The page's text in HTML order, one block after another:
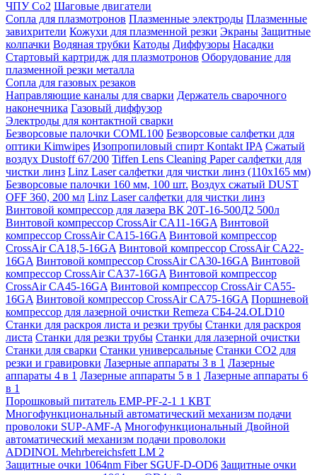
ЧПУ Co2 Шаговые двигатели
Сопла для плазмотронов Плазменные электроды Плазменные
завихрители Кожухи для плазменной резки Экраны Защитные
колпачки Водяная трубки Катоды Диффузоры Насадки
Стартовый картридж для плазмотронов Оборудование для
плазменной резки металла
Сопла для газовых резаков
Направляющие каналы для сварки Держатель сварочного
наконечника Газовый диффузор
Электроды для контактной сварки
Безворсовые палочки COML100 Безворсовые салфетки для
оптики Kimwipes Изопропиловый спирт Kontakt IPA Сжатый
воздух Dustoff 67/200 Tiffen Lens Cleaning Paper салфетки для
чистки линз Linz Laser салфетки для чистки линз (110х165 мм)
Безворсовые палочки 160 мм, 100 шт. Воздух сжатый DUST
OFF 360, 200 мл Linz Laser салфетки для чистки линз
Винтовой компрессор для лазера ВК 20Т-16-500Д2 500л
Винтовой компрессор CrossAir CA11-16GA Винтовой
компрессор CrossAir CA15-16GA Винтовой компрессор
CrossAir CA18,5-16GA Винтовой компрессор CrossAir CA22-
16GA Винтовой компрессор CrossAir CA30-16GA Винтовой
компрессор CrossAir CA37-16GA Винтовой компрессор
CrossAir CA45-16GA Винтовой компрессор CrossAir CA55-
16GA Винтовой компрессор CrossAir CA75-16GA Поршневой
компрессор для лазерной очистки Remeza СБ4-24.OLD10
Станки для раскроя листа и резки трубы Станки для раскроя
листа Станки для резки трубы Станки для лазерной очистки
Станки для сварки Станки универсальные Станки СО2 для
резки и гравировки Лазерные аппараты 3 в 1 Лазерные
аппараты 4 в 1 Лазерные аппараты 5 в 1 Лазерные аппараты 6
в 1
Порошковый питатель EMP-PF-2-1 1 КВТ
Многофункциональный автоматический механизм подачи
проволоки SUP-AMF-A Многофункциональный Двойной
автоматический механизм подачи проволоки
ADDINOL Mehrbereichsfett LM 2
Защитные очки 1064nm Fiber SGUF-D-OD6 Защитные очки